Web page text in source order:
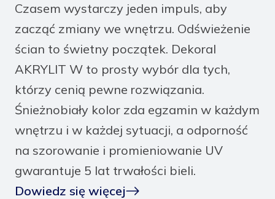
Czasem wystarczy jeden impuls, aby
zacząć zmiany we wnętrzu. Odświeżenie
ścian to świetny początek. Dekoral
AKRYLIT W to prosty wybór dla tych,
którzy cenią pewne rozwiązania.
Śnieżnobiały kolor zda egzamin w każdym
wnętrzu i w każdej sytuacji, a odporność
na szorowanie i promieniowanie UV
gwarantuje 5 lat trwałości bieli.
Dowiedz się więcej